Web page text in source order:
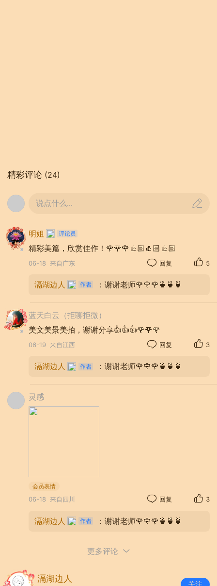
精彩评论 (24)
说点什么...
明姐
精彩美篇，欣赏佳作！🌹🌹🌹👍🏻👍🏻👍🏻
06-18 来自广东 回复 5
滆湖边人 ：谢谢老师🌹🌹🌹🍵🍵🍵
蓝天白云（拒聊拒微）
美文美景美拍，谢谢分享👍👍👍🌹🌹🌹
06-19 来自江西 回复 3
滆湖边人 ：谢谢老师🌹🌹🌹🍵🍵🍵
灵感
会员表情
06-18 来自四川 回复 3
滆湖边人 ：谢谢老师🌹🌹🌹🍵🍵🍵
更多评论
滆湖边人